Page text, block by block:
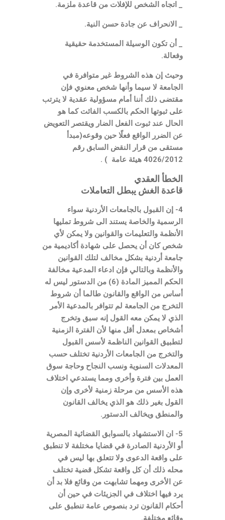
_ اتجاه الشخص للإفلات من قاعدة ملزمة.
_ الانحراف عن جادة حسن النية.
_ أن تكون الوسيلة المستخدمة حقيقية
وفعالة.
وحيث إن هذه الشروط غير متوافرة في
الجامعة لا سيما وأنها شخص معنوي فإن
مقتضى ذلك أننا أمام مسؤولية عقدية لا يترتب
على ثبوتها الحكم بالكسب الفائت كما هو
الحال عند ثبوت الفعل الضار ويقتصر التعويض
عن الضرر الواقع فعلًا حين وقوعه(مبدأ
مستقى من قرار النقض السابق رقم
4026/2012 هيئة عامة ) .
الخطأ العقدي
قاعدة الغش يبطل التعاملات
4- إن القبول بالجامعات الأردنية سواء
الرسمية والخاصة يستند الى شروط تمليها
الأنظمة والتعليمات والقوانين ولا يمكن لأي
شخص كان أن يحصل على شهادة أكاديمية من
جامعة أردنية بشكل مخالف لتلك القوانين
والأنظمة وبالتالي فإن ادعاء المدعية مخالفة
الحكم المميز المادة (6) من الدستور ليس له
أساس من الواقع والقانون طالما أن شروط
التخرج من الجامعة لم تتوافر بالمدعية الأمر
الذي لا يمكن معه القول إنه سبق وتخرج
أشخاص بمعدل أقل منها لأن الفترة الزمنية
لتطبيق القوانين الناظمة لأسس القبول
والتخرج من الجامعات الأردنية تختلف حسب
المعدلات السنوية ونسب النجاح وحاجة سوق
العمل بين فترة وأخرى ومما يستدعي اختلاف
هذه الأسس من مرحلة زمنية لأخرى وإن
القول بغير ذلك هو الذي يخالف القانون
والمنطق ويخالف الدستور.
5- ان الاستشهاد بالسوابق القضائية المصرية
أو الأردنية الصادرة في قضايا مختلفة لا تنطبق
على واقعة الدعوى ولا تتعلق بها ليس في
محله ذلك أن كل واقعة تشكل قضية تختلف
عن الأخرى ومهما تشابهت من وقائع فلا بد أن
يرد فيها اختلاف في الجزيئات في حين أن
أحكام القانون ترد بنصوص عامة تنطبق على
وقائع مختلفة.